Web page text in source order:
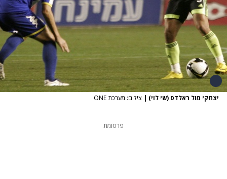
יצחקי מול ראלדס (שי לוי) | צילום: מערכת ONE
פרסומת